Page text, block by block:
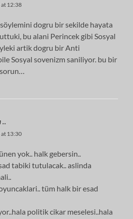
at 12:38
dogru bir sekilde hayata
bu alani Perincek gibi Sosyal
artik dogru bir Anti
Sosyal sovenizm saniliyor. bu bir
at 13:30
yok.. halk gebersin..
tabiki tutulacak.. aslinda
tüm halk bir esad
politik cikar meselesi..hala